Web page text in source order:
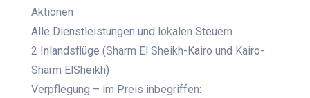
Aktionen
Alle Dienstleistungen und lokalen Steuern
2 Inlandsflüge (Sharm El Sheikh-Kairo und Kairo-
Sharm ElSheikh)
Verpflegung – im Preis inbegriffen: